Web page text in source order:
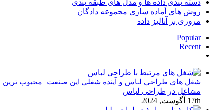
دسته‌ بندی داده‌ ها و مدل‌ های طبقه‌ بندی
روش های آماده سازی مجموعه دادگان
مروری بر آنالیز داده
Popular
Recent
شغل های طراحی لباس و آینده شغلی این صنعت- محبوب ترین
مشاغل در طراحی لباس
17th آگوست, 2024